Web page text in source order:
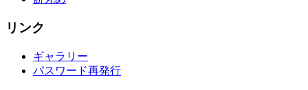
リンク
ギャラリー
パスワード再発行